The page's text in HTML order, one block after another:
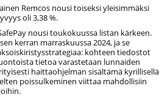
Remcos nousi toiseksi yleisimmäksi
oli 3,38 %.
nousi toukokuussa listan kärkeen.
kerran marraskuussa 2024, ja se
kohteen tiedostot
tietoa varastetaan lunnaiden
haittaohjelman sisältämä kyrillisellä
poissulkeminen viittaa mahdollisiin